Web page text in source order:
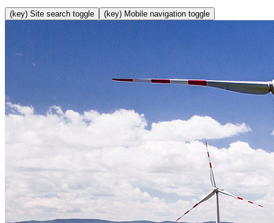
(key) Site search toggle (key) Mobile navigation toggle